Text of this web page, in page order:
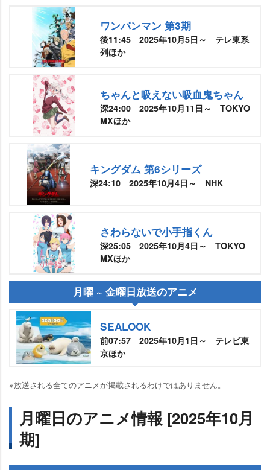
ワンパンマン 第3期
後11:45 2025年10月5日～ テレ東系
列ほか
ちゃんと吸えない吸血鬼ちゃん
深24:00 2025年10月11日～ TOKYO
MXほか
キングダム 第6シリーズ
深24:10 2025年10月4日～ NHK
さわらないで小手指くん
深25:05 2025年10月4日～ TOKYO
MXほか
月曜 ~ 金曜日放送のアニメ
SEALOOK
前07:57 2025年10月1日～ テレビ東
京ほか
※放送される全てのアニメが掲載されるわけではありません。
月曜日のアニメ情報 [2025年10月
期]